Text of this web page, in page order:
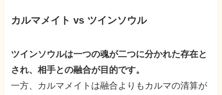
カルマメイト vs ツインソウル
ツインソウルは一つの魂が二つに分かれた存在と
され、相手との融合が目的です。
一方、カルマメイトは融合よりもカルマの清算が